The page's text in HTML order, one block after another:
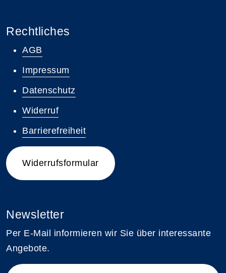
Rechtliches
AGB
Impressum
Datenschutz
Widerruf
Barrierefreiheit
Widerrufsformular
Newsletter
Per E-Mail informieren wir Sie über interessante
Angebote.